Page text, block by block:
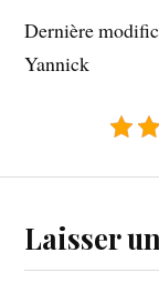
Dernière
Yannick
Laisser